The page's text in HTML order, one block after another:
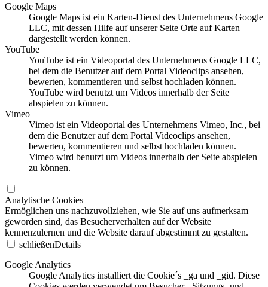
Google Maps
Google Maps ist ein Karten-Dienst des Unternehmens Google
LLC, mit dessen Hilfe auf unserer Seite Orte auf Karten
dargestellt werden können.
YouTube
YouTube ist ein Videoportal des Unternehmens Google LLC,
bei dem die Benutzer auf dem Portal Videoclips ansehen,
bewerten, kommentieren und selbst hochladen können.
YouTube wird benutzt um Videos innerhalb der Seite
abspielen zu können.
Vimeo
Vimeo ist ein Videoportal des Unternehmens Vimeo, Inc., bei
dem die Benutzer auf dem Portal Videoclips ansehen,
bewerten, kommentieren und selbst hochladen können.
Vimeo wird benutzt um Videos innerhalb der Seite abspielen
zu können.
Analytische Cookies
Ermöglichen uns nachzuvollziehen, wie Sie auf uns aufmerksam
geworden sind, das Besucherverhalten auf der Website
kennenzulernen und die Website darauf abgestimmt zu gestalten.
schließenDetails
Google Analytics
Google Analytics installiert die Cookie´s _ga und _gid. Diese